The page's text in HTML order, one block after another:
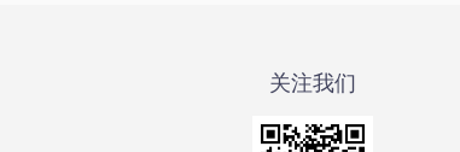
关注我们